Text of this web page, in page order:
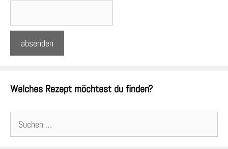
Welches Rezept möchtest du finden?
nach: